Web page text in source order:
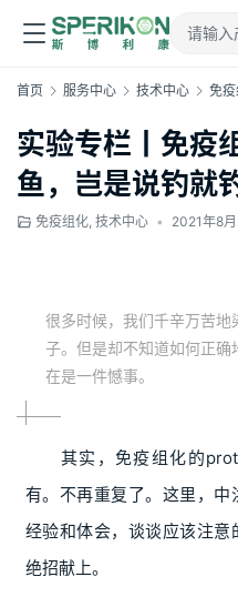
首页 服务中心 技术中心 免
实验专栏丨免疫
鱼，岂是说钓就
免疫组化, 技术中心 • 2021年8
很多时候，我们千辛万苦地
子。但是却不知道如何正
在是一件憾事。
其实，免疫组化的
有。不再重复了。这里，
经验和体会，谈谈应该注
绝招献上。